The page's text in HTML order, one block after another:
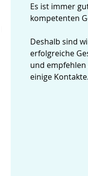
Es ist immer
kompetenten
Deshalb sind
erfolgreiche
und
einige Kontakte.